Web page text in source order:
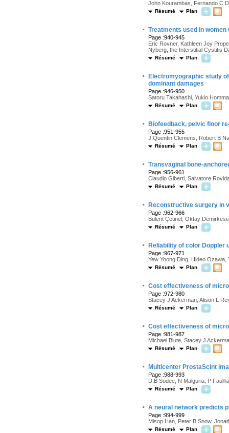
John Kourambas, Fernando C
Résumé Plan
· Treatments used in
Page :940-945
Eric Rovner, Kathleen Joy
Nyberg, the Interstitial Cystitis
Résumé Plan
·
Electromyographic study
dominant damages
Page :946-950
Satoru Takahashi, Yukio
Résumé Plan
· Biofeedback, pelvic floor
Page :951-955
J.Quentin Clemens, Robert B
Résumé Plan
· Transvaginal bone-
Page :956-961
Claudio Giberti, Salvatore
Résumé Plan
· Reconstructive surgery in
Page :962-966
Bülent Çeti̇nel, Oktay
Résumé Plan
· Reliability of color Doppler
Page :967-971
Yew Yoong Ding, Hideo
Résumé Plan
· Cost effectiveness of
Page :972-980
Stacey J Ackerman, Alison L
Résumé Plan
· Cost effectiveness of
Page :981-987
Michael Blute, Stacey J
Résumé Plan
· Multicenter ProstaScint
Page :988-993
D.B Sodee, N Malguria, P
Résumé Plan
· A neural network predicts
Page :994-999
Misop Han, Peter B Snow,
Résumé Plan